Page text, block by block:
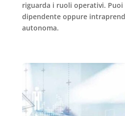
riguarda i ruoli operativi. Puoi
dipendente oppure
autonoma.